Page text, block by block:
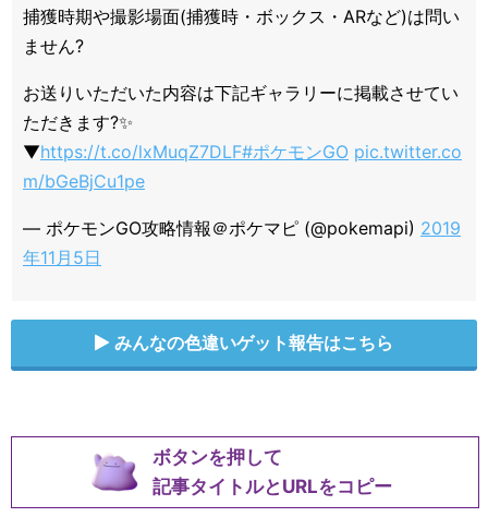
捕獲時期や撮影場面(捕獲時・ボックス・ARなど)は問い
ません?
お送りいただいた内容は下記ギャラリーに掲載させてい
ただきます?✨
▼https://t.co/lxMuqZ7DLF#ポケモンGO pic.twitter.co
m/bGeBjCu1pe
— ポケモンGO攻略情報＠ポケマピ (@pokemapi) 2019
年11月5日
みんなの色違いゲット報告はこちら
ボタンを押して
記事タイトルとURLをコピー